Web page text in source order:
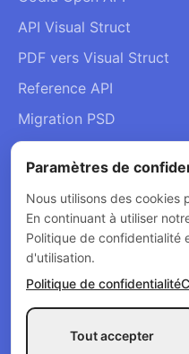
API Visual Struct
PDF vers Visual Struct
Reference API
Migration PSD
Politique de confidentialité
Politique de remboursement
Paramètres de
Nous utilisons des cookies
En continuant à utiliser
Politique de confidentialité
d'utilisation.
Politique de confidentialité
Tout accepter